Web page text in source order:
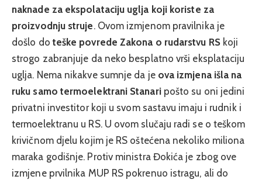
naknade za ekspolataciju uglja koji koriste za
proizvodnju struje. Ovom izmjenom pravilnika je
došlo doteške povrede Zakona o rudarstvu RSkoji
strogo zabranjuje da neko besplatno vrši eksplataciju
uglja. Nema nikakve sumnje da je ova izmjena išla na
ruku samo termoelektrani Stanaripošto su oni jedini
privatni investitor koji u svom sastavu imaju i rudnik i
termoelektranu u RS. U ovom slučaju radi se o teškom
krivičnom djelu kojim je RS oštećena nekoliko miliona
maraka godišnje. Protiv ministra Đokića je zbog ove
izmjene prvilnika MUP RS pokrenuo istragu, ali do